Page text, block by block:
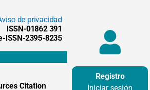
de privacidad
ISSN-01862 391
ISSN-2395-8235
Citation
Registro
Iniciar sesión